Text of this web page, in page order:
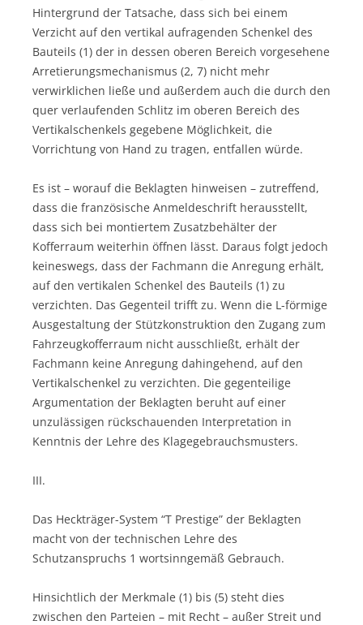
Hintergrund der Tatsache, dass sich bei einem
Verzicht auf den vertikal aufragenden Schenkel des
Bauteils (1) der in dessen oberen Bereich vorgesehene
Arretierungsmechanismus (2, 7) nicht mehr
verwirklichen ließe und außerdem auch die durch den
quer verlaufenden Schlitz im oberen Bereich des
Vertikalschenkels gegebene Möglichkeit, die
Vorrichtung von Hand zu tragen, entfallen würde.
Es ist – worauf die Beklagten hinweisen – zutreffend,
dass die französische Anmeldeschrift herausstellt,
dass sich bei montiertem Zusatzbehälter der
Kofferraum weiterhin öffnen lässt. Daraus folgt jedoch
keineswegs, dass der Fachmann die Anregung erhält,
auf den vertikalen Schenkel des Bauteils (1) zu
verzichten. Das Gegenteil trifft zu. Wenn die L-förmige
Ausgestaltung der Stützkonstruktion den Zugang zum
Fahrzeugkofferraum nicht ausschließt, erhält der
Fachmann keine Anregung dahingehend, auf den
Vertikalschenkel zu verzichten. Die gegenteilige
Argumentation der Beklagten beruht auf einer
unzulässigen rückschauenden Interpretation in
Kenntnis der Lehre des Klagegebrauchsmusters.
III.
Das Heckträger-System “T Prestige” der Beklagten
macht von der technischen Lehre des
Schutzanspruchs 1 wortsinngemäß Gebrauch.
Hinsichtlich der Merkmale (1) bis (5) steht dies
zwischen den Parteien – mit Recht – außer Streit und